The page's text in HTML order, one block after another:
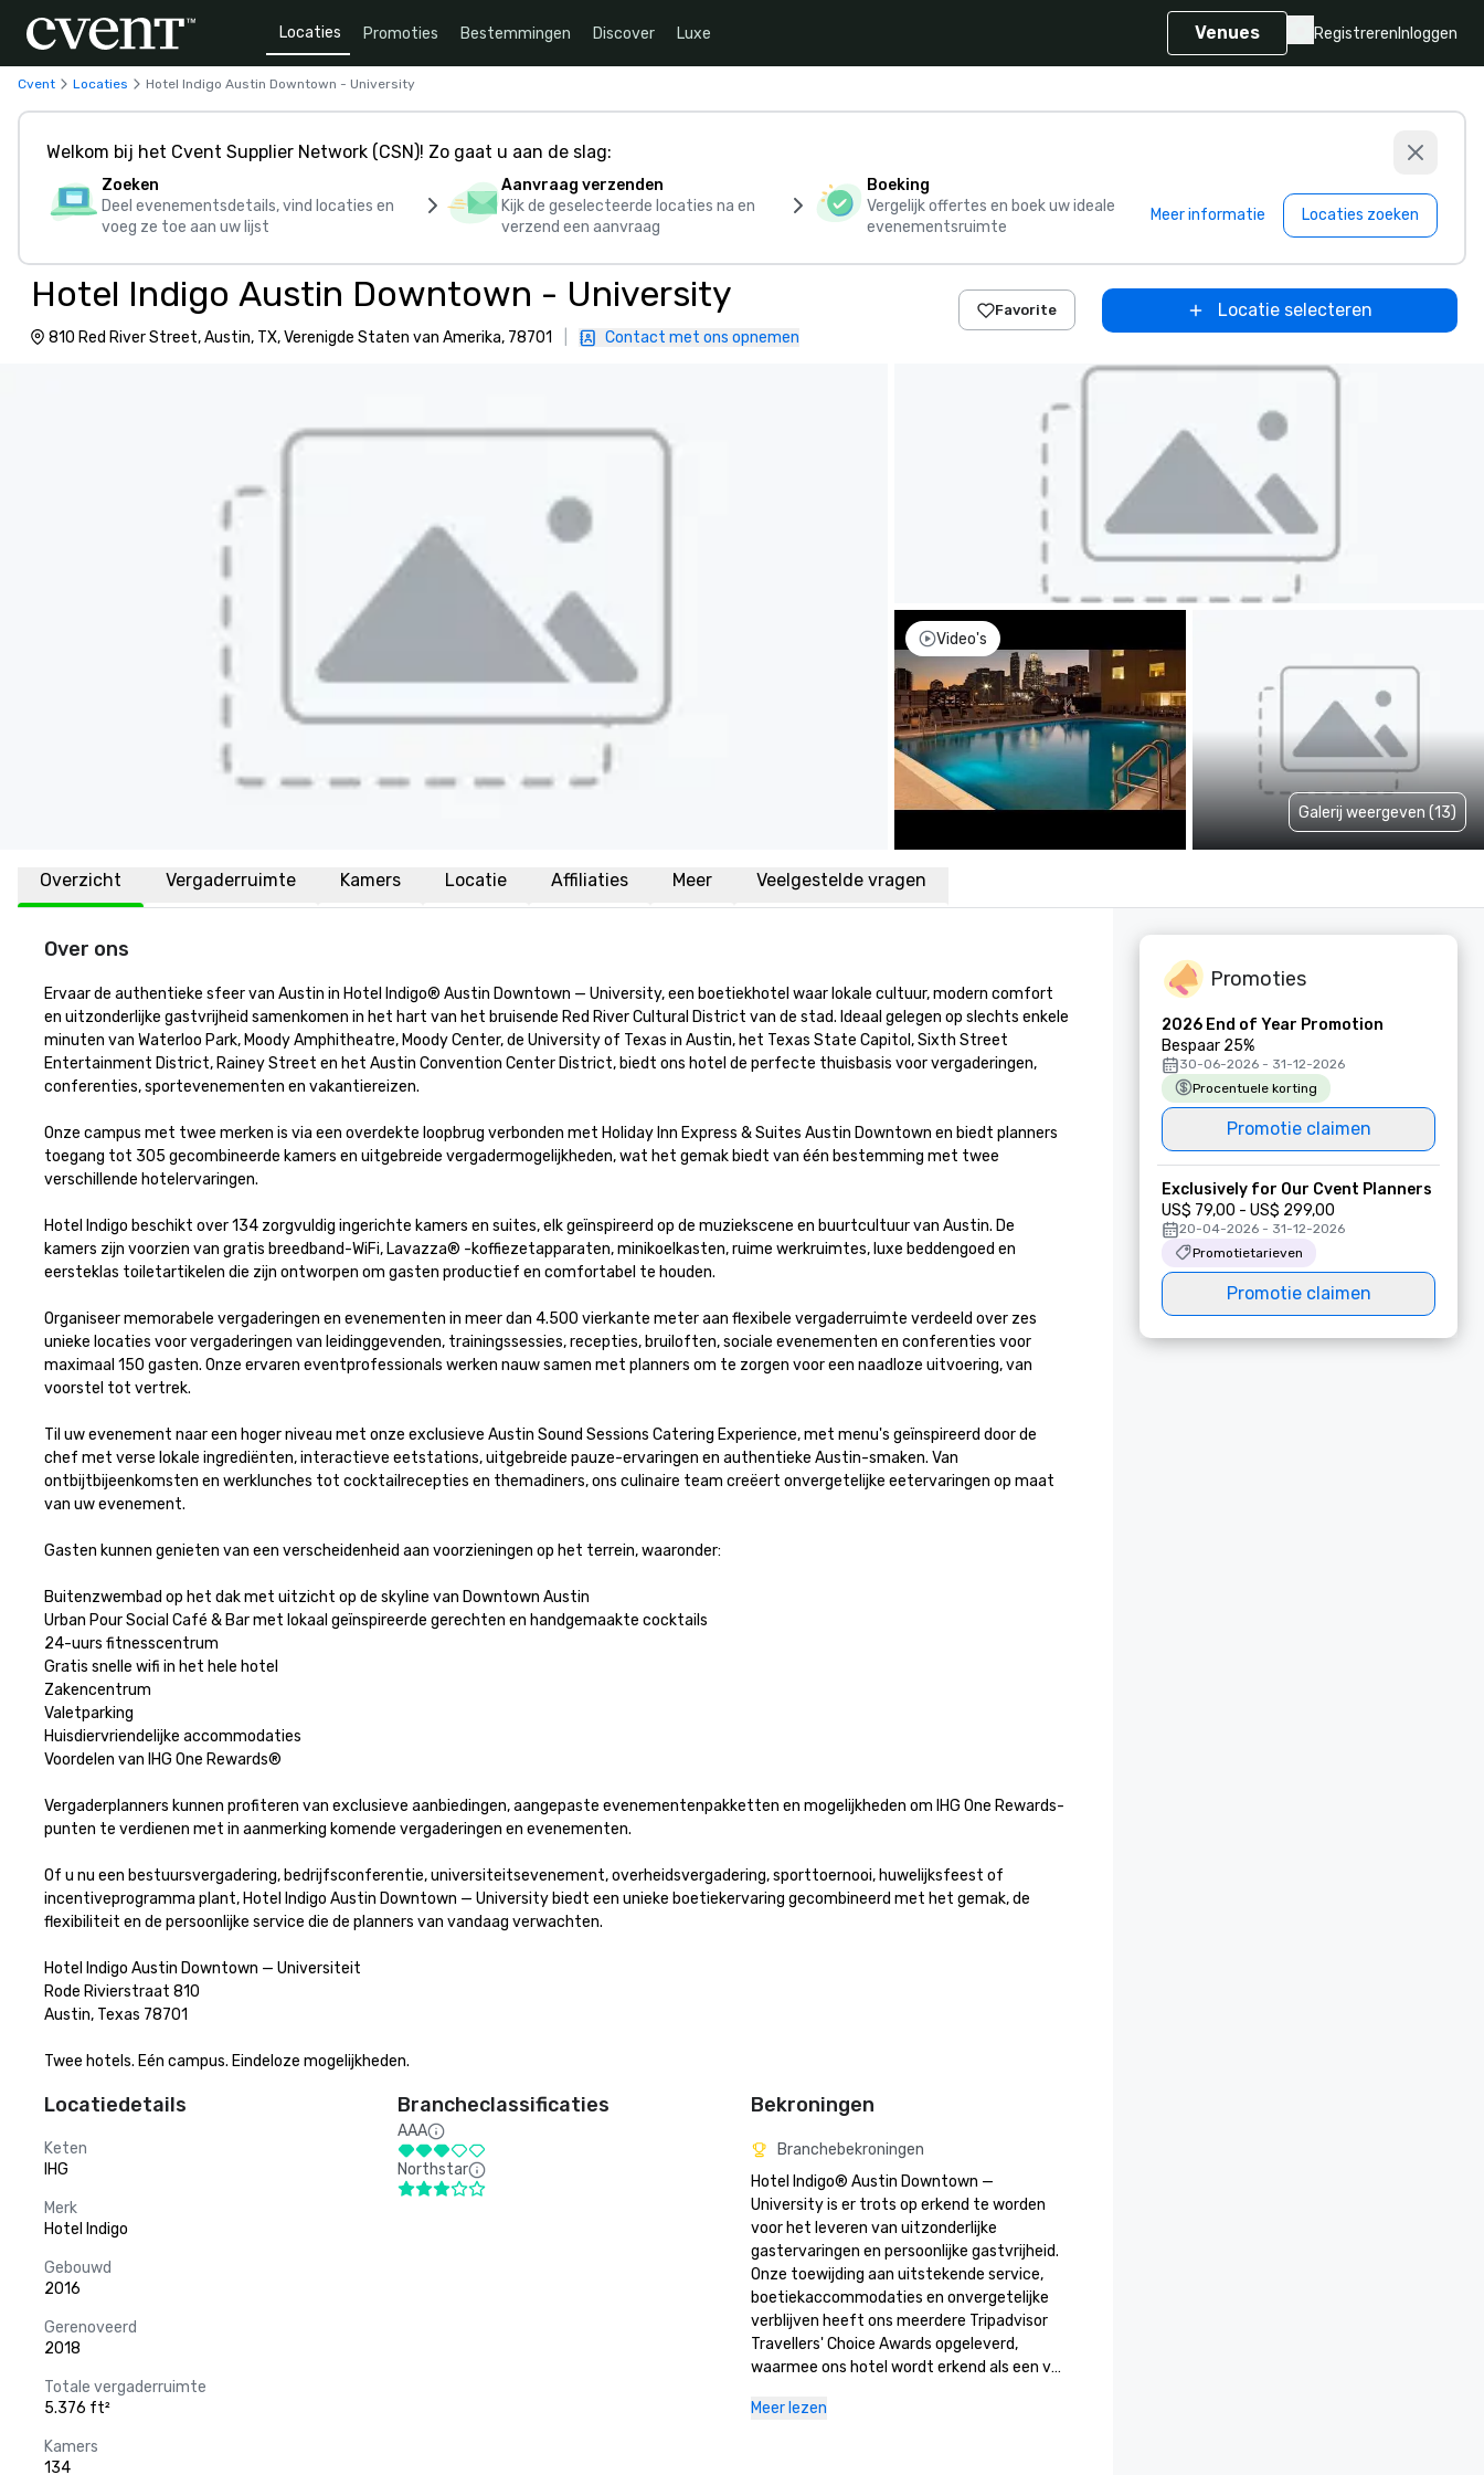
Locaties Promoties Bestemmingen Discover Luxe Venues Registreren Inloggen
Cvent Locaties Hotel Indigo Austin Downtown - University
Welkom bij het Cvent Supplier Network (CSN)! Zo gaat u aan de slag:
Zoeken
Deel evenementsdetails, vind locaties en
voeg ze toe aan uw lijst
Aanvraag verzenden
Kijk de geselecteerde locaties na en
verzend een aanvraag
Boeking
Vergelijk offertes en boek uw ideale
evenementsruimte
Meer informatie Locaties zoeken
Hotel Indigo Austin Downtown - University
810 Red River Street, Austin, TX, Verenigde Staten van Amerika, 78701 Contact met ons opnemen
Favorite Locatie selecteren
Video's
Galerij weergeven (13)
Overzicht Vergaderruimte Kamers Locatie Affiliaties Meer Veelgestelde vragen
Over ons
Ervaar de authentieke sfeer van Austin in Hotel Indigo® Austin Downtown — University, een boetiekhotel waar lokale cultuur, modern comfort
en uitzonderlijke gastvrijheid samenkomen in het hart van het bruisende Red River Cultural District van de stad. Ideaal gelegen op slechts enkele
minuten van Waterloo Park, Moody Amphitheatre, Moody Center, de University of Texas in Austin, het Texas State Capitol, Sixth Street
Entertainment District, Rainey Street en het Austin Convention Center District, biedt ons hotel de perfecte thuisbasis voor vergaderingen,
conferenties, sportevenementen en vakantiereizen.
Onze campus met twee merken is via een overdekte loopbrug verbonden met Holiday Inn Express & Suites Austin Downtown en biedt planners
toegang tot 305 gecombineerde kamers en uitgebreide vergadermogelijkheden, wat het gemak biedt van één bestemming met twee
verschillende hotelervaringen.
Hotel Indigo beschikt over 134 zorgvuldig ingerichte kamers en suites, elk geïnspireerd op de muziekscene en buurtcultuur van Austin. De
kamers zijn voorzien van gratis breedband-WiFi, Lavazza® -koffiezetapparaten, minikoelkasten, ruime werkruimtes, luxe beddengoed en
eersteklas toiletartikelen die zijn ontworpen om gasten productief en comfortabel te houden.
Organiseer memorabele vergaderingen en evenementen in meer dan 4.500 vierkante meter aan flexibele vergaderruimte verdeeld over zes
unieke locaties voor vergaderingen van leidinggevenden, trainingssessies, recepties, bruiloften, sociale evenementen en conferenties voor
maximaal 150 gasten. Onze ervaren eventprofessionals werken nauw samen met planners om te zorgen voor een naadloze uitvoering, van
voorstel tot vertrek.
Til uw evenement naar een hoger niveau met onze exclusieve Austin Sound Sessions Catering Experience, met menu's geïnspireerd door de
chef met verse lokale ingrediënten, interactieve eetstations, uitgebreide pauze-ervaringen en authentieke Austin-smaken. Van
ontbijtbijeenkomsten en werklunches tot cocktailrecepties en themadiners, ons culinaire team creëert onvergetelijke eetervaringen op maat
van uw evenement.
Gasten kunnen genieten van een verscheidenheid aan voorzieningen op het terrein, waaronder:
Buitenzwembad op het dak met uitzicht op de skyline van Downtown Austin
Urban Pour Social Café & Bar met lokaal geïnspireerde gerechten en handgemaakte cocktails
24-uurs fitnesscentrum
Gratis snelle wifi in het hele hotel
Zakencentrum
Valetparking
Huisdiervriendelijke accommodaties
Voordelen van IHG One Rewards®
Vergaderplanners kunnen profiteren van exclusieve aanbiedingen, aangepaste evenementenpakketten en mogelijkheden om IHG One Rewards-
punten te verdienen met in aanmerking komende vergaderingen en evenementen.
Of u nu een bestuursvergadering, bedrijfsconferentie, universiteitsevenement, overheidsvergadering, sporttoernooi, huwelijksfeest of
incentiveprogramma plant, Hotel Indigo Austin Downtown — University biedt een unieke boetiekervaring gecombineerd met het gemak, de
flexibiliteit en de persoonlijke service die de planners van vandaag verwachten.
Hotel Indigo Austin Downtown — Universiteit
Rode Rivierstraat 810
Austin, Texas 78701
Twee hotels. Eén campus. Eindeloze mogelijkheden.
Locatiedetails
Keten
IHG
Merk
Hotel Indigo
Gebouwd
2016
Gerenoveerd
2018
Totale vergaderruimte
5.376 ft²
Kamers
134
Brancheclassificaties
AAA
Northstar
Bekroningen
Branchebekroningen
Hotel Indigo® Austin Downtown —
University is er trots op erkend te worden
voor het leveren van uitzonderlijke
gastervaringen en persoonlijke gastvrijheid.
Onze toewijding aan uitstekende service,
boetiekaccommodaties en onvergetelijke
verblijven heeft ons meerdere Tripadvisor
Travellers' Choice Awards opgeleverd,
waarmee ons hotel wordt erkend als een van
verblijven.
Meer lezen
Promoties
2026 End of Year Promotion
Bespaar 25%
30-06-2026 - 31-12-2026
Procentuele korting
Promotie claimen
Exclusively for Our Cvent Planners
US$ 79,00 - US$ 299,00
20-04-2026 - 31-12-2026
Promotietarieven
Promotie claimen